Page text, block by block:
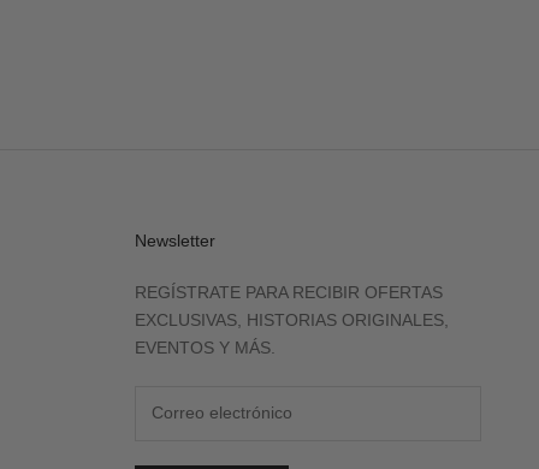
Newsletter
REGÍSTRATE PARA RECIBIR OFERTAS
EXCLUSIVAS, HISTORIAS ORIGINALES,
EVENTOS Y MÁS.